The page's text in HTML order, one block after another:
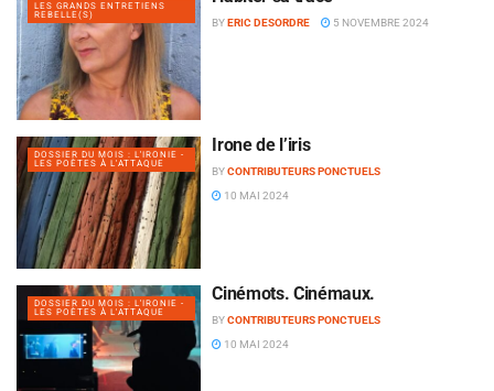
LES GRANDS ENTRETIENS
REBELLE(S)
BY ERIC DESORDRE 5 NOVEMBRE 2024
DOSSIER DU MOIS : L'IRONIE -
LES POÈTES À L'ATTAQUE
Irone de l’iris
BYCONTRIBUTEURS PONCTUELS
10 MAI 2024
DOSSIER DU MOIS : L'IRONIE -
LES POÈTES À L'ATTAQUE
Cinémots. Cinémaux.
BYCONTRIBUTEURS PONCTUELS
10 MAI 2024